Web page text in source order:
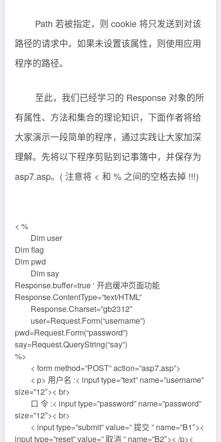
Path 若被指定，则 cookie 将只发送到对该
路径的请求中。如果未设置该属性，则使用应用
程序的路径。
至此，我们已经学习的 Response 对象的所
有属性、方法和集合的理论知识，下面作者将给
大家演示一段简单的程序，通过实践让大家加深
理解。先将以下程序剪贴到记事簿中，并保存为
asp7.asp。( 注意将 < 和 % 之间的空格去掉 !!!)
< %
Dim user
Dim flag
Dim pwd
Dim say
Response.buffer=true ‘ 开启缓冲页面功能
Response.ContentType=”text/HTML”
Response.Charset=”gb2312″
user=Request.Form(“username”)
pwd=Request.Form(“password”)
say=Request.QueryString(“say”)
%>
< form method=”POST” action=”asp7.asp”>
< p> 用户名 :< input type=”text” name=”username”
size=”12″>< br>
口 令 :< input type=”password” name=”password”
size=”12″>< br>
< input type=”submit” value=” 提交 ” name=”B1″><
input type=”reset” value=” 取消 ” name=”B2″>< /p><